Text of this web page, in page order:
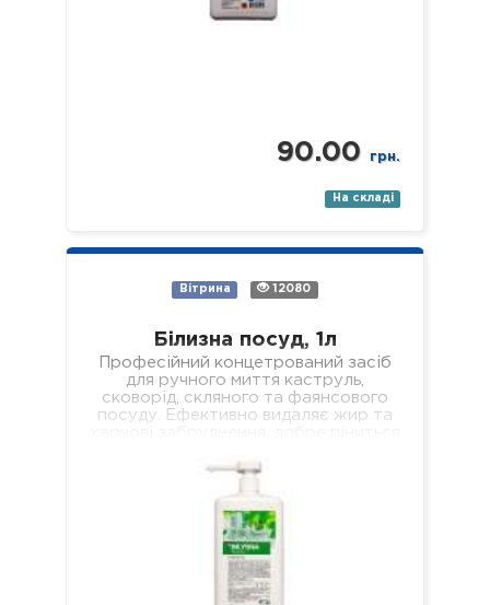
90.00 грн.
На складі
Вітрина 12080
Білизна посуд, 1л
Професійний концетрований засіб
для ручного миття каструль,
сковорід, скляного та фаянсового
посуду. Ефективно видаляє жир та
мильної…